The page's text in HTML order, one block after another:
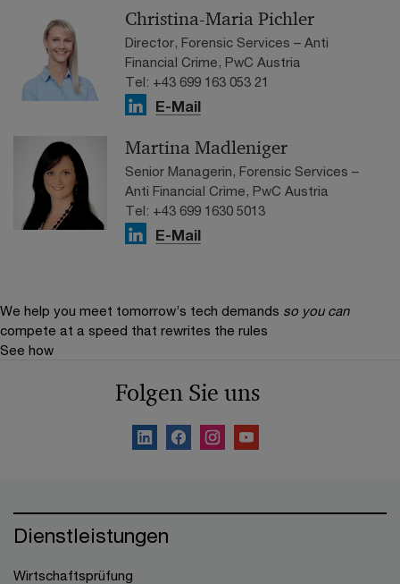
Christina-Maria Pichler
Director, Forensic Services – Anti
Financial Crime, PwC Austria
Tel: +43 699 163 053 21
E-Mail
Martina Madleniger
Senior Managerin, Forensic Services –
Anti Financial Crime, PwC Austria
Tel: +43 699 1630 5013
E-Mail
We help you meet tomorrow’s tech demands so you can
compete at a speed that rewrites the rules
See how
Folgen Sie uns
Dienstleistungen
Wirtschaftsprüfung